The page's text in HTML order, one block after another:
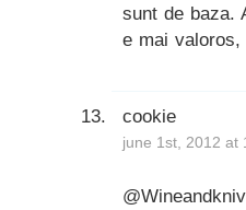
sunt de baza.
e mai
cookie
june 1st, 2012 at